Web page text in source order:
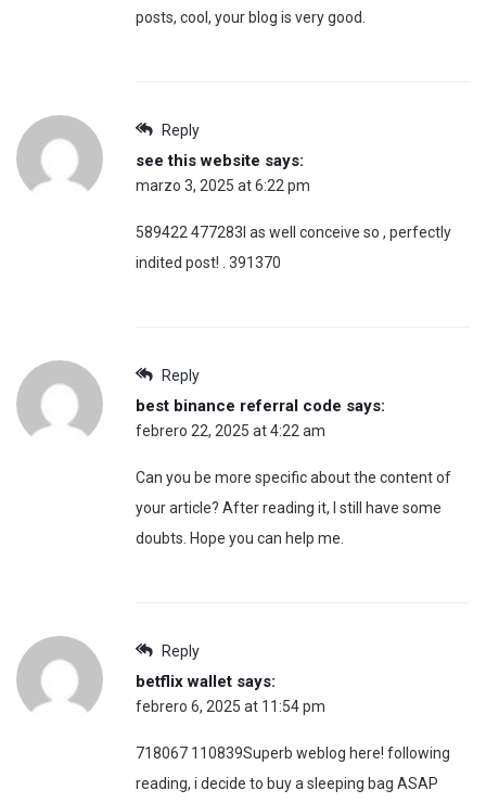
posts, cool, your blog is very good.
Reply
see this website says:
marzo 3, 2025 at 6:22 pm
589422 477283I as well conceive so , perfectly
indited post! . 391370
Reply
best binance referral code says:
febrero 22, 2025 at 4:22 am
Can you be more specific about the content of
your article? After reading it, I still have some
doubts. Hope you can help me.
Reply
betflix wallet says:
febrero 6, 2025 at 11:54 pm
718067 110839Superb weblog here! following
reading, i decide to buy a sleeping bag ASAP